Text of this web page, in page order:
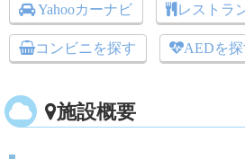
Yahooカーナビ レストラ
コンビニを探す AEDを探
施設概要